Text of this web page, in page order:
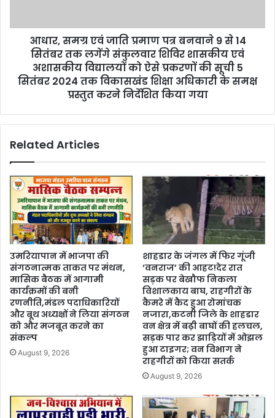
आधार, समग्र एवं जाति प्रमाण पत्र बनवाने 9 से 14
सितंबर तक लगेंगे संकुलवार शिविर शासकीय एवं
अशासकीय विद्यालयों को ऐसे प्रकरणों की सूची 5
सितंबर 2024 तक विकासखंड शिक्षा अधिकारी के समक्ष
प्रस्तुत करने निर्देशित किया गया
Related Articles
उमरियापान में भाजपा की
संगठनात्मक ताकत पर मंथन,
मासिक बैठक में आगामी
कार्यक्रमों की बनी
रणनीति,मंडल पदाधिकारियों
और बूथ अध्यक्षों ने लिया संगठन
को और मजबूत करने का
संकल्प
August 9, 2026
शाहडार के जंगल में फिर गूंजी
‘वनराज’ की आहट!देर रात
सड़क पर बेखौफ निकला
विशालकाय बाघ, राहगीरों के
कैमरे में कैद हुआ रोमांचक
नजारा,कटनी जिले के शाहडार
वन क्षेत्र में बढ़ी बाघों की हलचल,
सड़क पार कर झाड़ियों में ओझल
हुआ टाइगर; वन विभाग ने
राहगीरों को किया सतर्क
August 9, 2026